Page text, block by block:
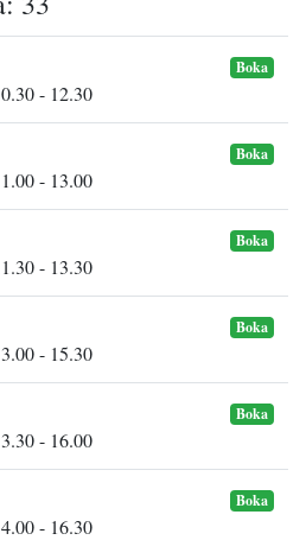
Boka
- 12.30
Boka
- 13.00
Boka
- 13.30
Boka
- 15.30
Boka
- 16.00
Boka
- 16.30